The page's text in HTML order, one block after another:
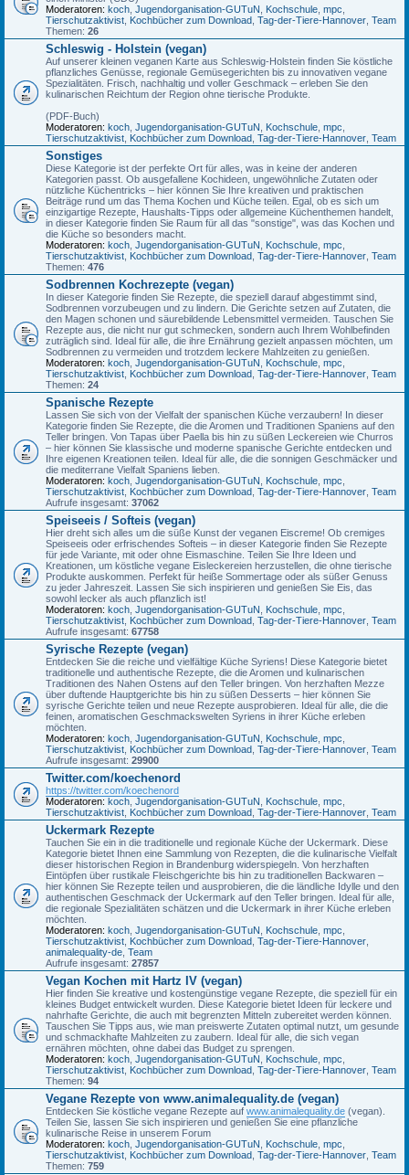
Moderatoren: koch Jugendorganisation-GUTuN Kochschule mpc
Tierschutzaktivist Kochbücher zum Download Tag-der-Tiere-Hannover Team
Themen: 26
Schleswig - Holstein (vegan)
Auf unserer kleinen veganen Karte aus Schleswig-Holstein finden Sie köstliche
pflanzliches Genüsse, regionale Gemüsegerichten bis zu innovativen vegane
Spezialitäten. Frisch, nachhaltig und voller Geschmack – erleben Sie den
kulinarischen Reichtum der Region ohne tierische Produkte.
(PDF-Buch)
Moderatoren: koch Jugendorganisation-GUTuN Kochschule mpc
Tierschutzaktivist Kochbücher zum Download Tag-der-Tiere-Hannover Team
Sonstiges
Diese Kategorie ist der perfekte Ort für alles, was in keine der anderen
Kategorien passt. Ob ausgefallene Kochideen, ungewöhnliche Zutaten oder
nützliche Küchentricks – hier können Sie Ihre kreativen und praktischen
Beiträge rund um das Thema Kochen und Küche teilen. Egal, ob es sich um
einzigartige Rezepte, Haushalts-Tipps oder allgemeine Küchenthemen handelt,
in dieser Kategorie finden Sie Raum für all das "sonstige", was das Kochen und
die Küche so besonders macht.
Moderatoren: koch Jugendorganisation-GUTuN Kochschule mpc
Tierschutzaktivist Kochbücher zum Download Tag-der-Tiere-Hannover Team
Themen: 476
Sodbrennen Kochrezepte (vegan)
In dieser Kategorie finden Sie Rezepte, die speziell darauf abgestimmt sind,
Sodbrennen vorzubeugen und zu lindern. Die Gerichte setzen auf Zutaten, die
den Magen schonen und säurebildende Lebensmittel vermeiden. Tauschen Sie
Rezepte aus, die nicht nur gut schmecken, sondern auch Ihrem Wohlbefinden
zuträglich sind. Ideal für alle, die ihre Ernährung gezielt anpassen möchten, um
Sodbrennen zu vermeiden und trotzdem leckere Mahlzeiten zu genießen.
Moderatoren: koch Jugendorganisation-GUTuN Kochschule mpc
Tierschutzaktivist Kochbücher zum Download Tag-der-Tiere-Hannover Team
Themen: 24
Spanische Rezepte
Lassen Sie sich von der Vielfalt der spanischen Küche verzaubern! In dieser
Kategorie finden Sie Rezepte, die die Aromen und Traditionen Spaniens auf den
Teller bringen. Von Tapas über Paella bis hin zu süßen Leckereien wie Churros
– hier können Sie klassische und moderne spanische Gerichte entdecken und
Ihre eigenen Kreationen teilen. Ideal für alle, die die sonnigen Geschmäcker und
die mediterrane Vielfalt Spaniens lieben.
Moderatoren: koch Jugendorganisation-GUTuN Kochschule mpc
Tierschutzaktivist Kochbücher zum Download Tag-der-Tiere-Hannover Team
Aufrufe insgesamt: 37062
Speiseeis / Softeis (vegan)
Hier dreht sich alles um die süße Kunst der veganen Eiscreme! Ob cremiges
Speiseeis oder erfrischendes Softeis – in dieser Kategorie finden Sie Rezepte
für jede Variante, mit oder ohne Eismaschine. Teilen Sie Ihre Ideen und
Kreationen, um köstliche vegane Eisleckereien herzustellen, die ohne tierische
Produkte auskommen. Perfekt für heiße Sommertage oder als süßer Genuss
zu jeder Jahreszeit. Lassen Sie sich inspirieren und genießen Sie Eis, das
sowohl lecker als auch pflanzlich ist!
Moderatoren: koch Jugendorganisation-GUTuN Kochschule mpc
Tierschutzaktivist Kochbücher zum Download Tag-der-Tiere-Hannover Team
Aufrufe insgesamt: 67758
Syrische Rezepte (vegan)
Entdecken Sie die reiche und vielfältige Küche Syriens! Diese Kategorie bietet
traditionelle und authentische Rezepte, die die Aromen und kulinarischen
Traditionen des Nahen Ostens auf den Teller bringen. Von herzhaften Mezze
über duftende Hauptgerichte bis hin zu süßen Desserts – hier können Sie
syrische Gerichte teilen und neue Rezepte ausprobieren. Ideal für alle, die die
feinen, aromatischen Geschmackswelten Syriens in ihrer Küche erleben
möchten.
Moderatoren: koch Jugendorganisation-GUTuN Kochschule mpc
Tierschutzaktivist Kochbücher zum Download Tag-der-Tiere-Hannover Team
Aufrufe insgesamt: 29900
Twitter.com/koechenord
https://twitter.com/koechenord
Moderatoren: koch Jugendorganisation-GUTuN Kochschule mpc
Tierschutzaktivist Kochbücher zum Download Tag-der-Tiere-Hannover Team
Uckermark Rezepte
Tauchen Sie ein in die traditionelle und regionale Küche der Uckermark. Diese
Kategorie bietet Ihnen eine Sammlung von Rezepten, die die kulinarische Vielfalt
dieser historischen Region in Brandenburg widerspiegeln. Von herzhaften
Eintöpfen über rustikale Fleischgerichte bis hin zu traditionellen Backwaren –
hier können Sie Rezepte teilen und ausprobieren, die die ländliche Idylle und den
authentischen Geschmack der Uckermark auf den Teller bringen. Ideal für alle,
die regionale Spezialitäten schätzen und die Uckermark in ihrer Küche erleben
möchten.
Moderatoren: koch Jugendorganisation-GUTuN Kochschule mpc
Tierschutzaktivist Kochbücher zum Download Tag-der-Tiere-Hannover
animalequality-de Team
Aufrufe insgesamt: 27857
Vegan Kochen mit Hartz IV (vegan)
Hier finden Sie kreative und kostengünstige vegane Rezepte, die speziell für ein
kleines Budget entwickelt wurden. Diese Kategorie bietet Ideen für leckere und
nahrhafte Gerichte, die auch mit begrenzten Mitteln zubereitet werden können.
Tauschen Sie Tipps aus, wie man preiswerte Zutaten optimal nutzt, um gesunde
und schmackhafte Mahlzeiten zu zaubern. Ideal für alle, die sich vegan
ernähren möchten, ohne dabei das Budget zu sprengen.
Moderatoren: koch Jugendorganisation-GUTuN Kochschule mpc
Tierschutzaktivist Kochbücher zum Download Tag-der-Tiere-Hannover Team
Themen: 94
Vegane Rezepte von www.animalequality.de (vegan)
Entdecken Sie köstliche vegane Rezepte auf www.animalequality.de (vegan).
Teilen Sie, lassen Sie sich inspirieren und genießen Sie eine pflanzliche
kulinarische Reise in unserem Forum
Moderatoren: koch Jugendorganisation-GUTuN Kochschule mpc
Tierschutzaktivist Kochbücher zum Download Tag-der-Tiere-Hannover Team
Themen: 759